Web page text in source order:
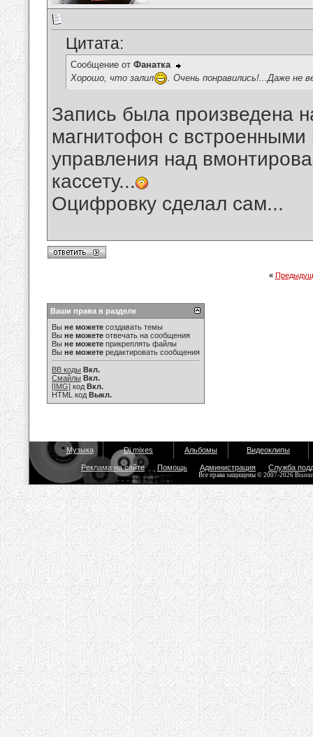
Цитата:
Сообщение от Фанатка
Хорошо, что залил
. Очень понравились!...Даже не
Запись была произведена
магнитофон с
управления над
кассету...
Оцифровку сделал сам...
«
Ваши права в разделе
Вы не можете создавать темы
Вы не можете отвечать на сообщения
Вы не можете прикреплять файлы
Вы не можете редактировать сообщения
BB коды Вкл.
Смайлы Вкл.
[IMG] код Вкл.
HTML код Выкл.
Музыка Dj mixes Альбомы Видеоклипы
Реклама на сайте Помощь Администрация Служба
Все права защищены © 2007-2026